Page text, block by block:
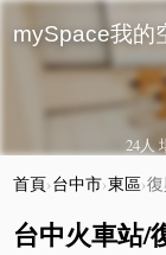
mySpace我的
24人
首頁›台中市›東區›
台中火車站/